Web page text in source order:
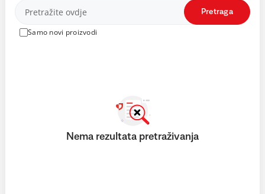
Proizvodi
Samo novi proizvodi
Pretraga
Nema rezultata pretraživanja